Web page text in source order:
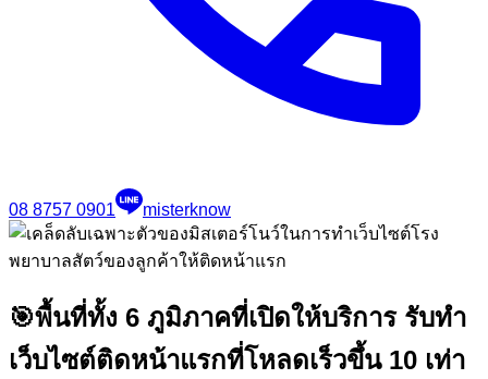
08 8757 0901 misterknow
🎯พื้นที่ทั้ง 6 ภูมิภาคที่เปิดให้บริการ รับทำ
เว็บไซต์ติดหน้าแรกที่โหลดเร็วขึ้น 10 เท่า